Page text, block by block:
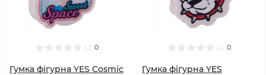
0
Гумка фігурна YES Cosmic
0
Гумка фігурна YES